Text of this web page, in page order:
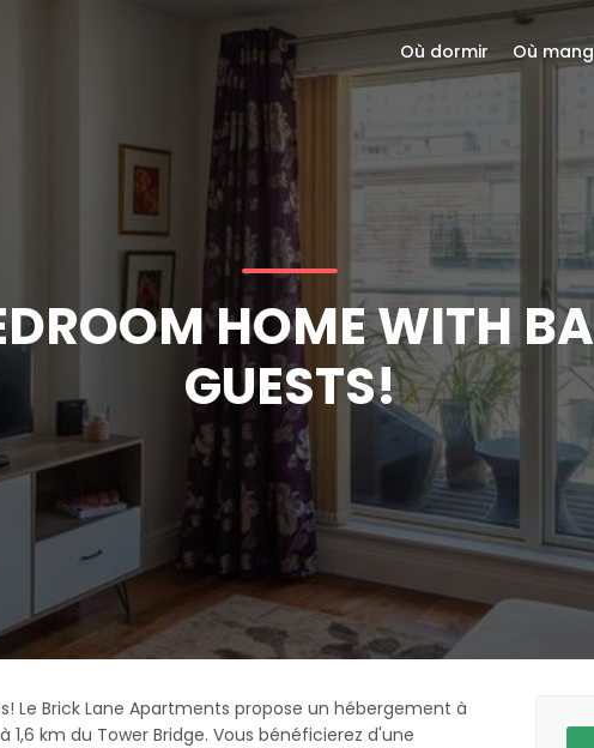
HOME WITH
GUESTS!
Le Brick Lane Apartments propose un hébergement à
1,6 km du Tower Bridge. Vous bénéficierez d'une
Où dormir Où